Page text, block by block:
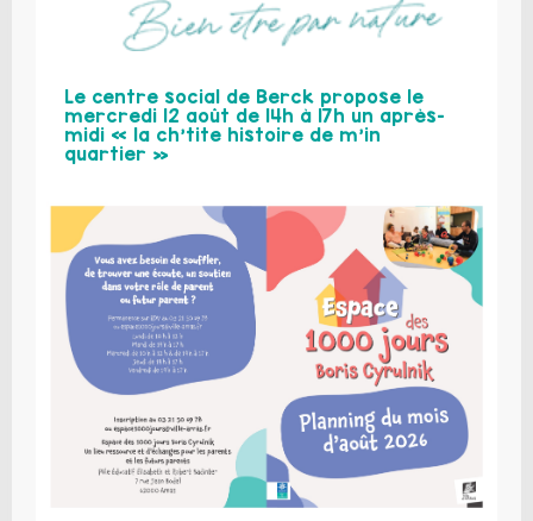
Le centre social de Berck propose le
mercredi 12 août de 14h à 17h un après-
midi « la ch’tite histoire de m’in
quartier »